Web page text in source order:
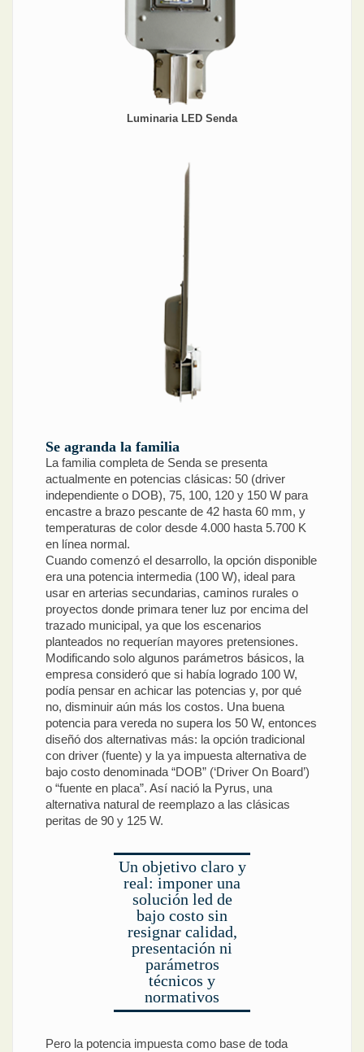
Luminaria LED Senda
Se agranda la familia
La familia completa de Senda se presenta
actualmente en potencias clásicas: 50 (driver
independiente o DOB), 75, 100, 120 y 150 W para
encastre a brazo pescante de 42 hasta 60 mm, y
temperaturas de color desde 4.000 hasta 5.700 K
en línea normal.
Cuando comenzó el desarrollo, la opción disponible
era una potencia intermedia (100 W), ideal para
usar en arterias secundarias, caminos rurales o
proyectos donde primara tener luz por encima del
trazado municipal, ya que los escenarios
planteados no requerían mayores pretensiones.
Modificando solo algunos parámetros básicos, la
empresa consideró que si había logrado 100 W,
podía pensar en achicar las potencias y, por qué
no, disminuir aún más los costos. Una buena
potencia para vereda no supera los 50 W, entonces
diseñó dos alternativas más: la opción tradicional
con driver (fuente) y la ya impuesta alternativa de
bajo costo denominada “DOB” (‘Driver On Board’)
o “fuente en placa”. Así nació la Pyrus, una
alternativa natural de reemplazo a las clásicas
peritas de 90 y 125 W.
Un objetivo claro y
real: imponer una
solución led de
bajo costo sin
resignar calidad,
presentación ni
parámetros
técnicos y
normativos
Pero la potencia impuesta como base de toda